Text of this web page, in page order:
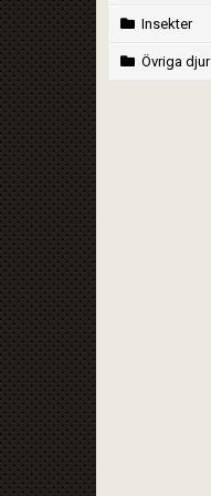
Insekter
Övriga djur